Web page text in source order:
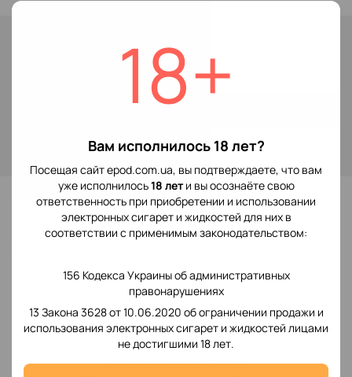
18+
Вам исполнилось 18 лет?
Посещая сайт epod.com.ua, вы подтверждаете, что вам
уже исполнилось18 лети вы осознаёте свою
ответственность при приобретении и использовании
электронных сигарет и жидкостей для них в
соответствии с применимым законодательством:
156 Кодекса Украины об административных
правонарушениях
13 Закона 3628 от 10.06.2020 об ограничении продажи и
использования электронных сигарет и жидкостей лицами
не достигшими 18 лет.
для отображения накопительной скидки
В избранное
Добавьте первый отзыв